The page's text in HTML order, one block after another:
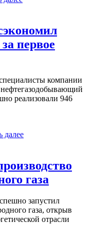
первое
компании
реализовали 946
далее
газа
запустил
газа, открыв
отрасли